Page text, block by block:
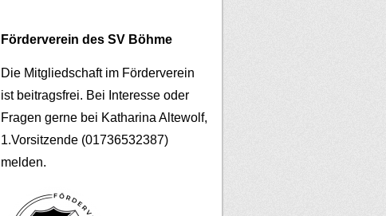
Förderverein des SV Böhme
Die Mitgliedschaft im Förderverein
ist beitragsfrei. Bei Interesse oder
Fragen gerne bei Katharina Altewolf,
1.Vorsitzende (01736532387)
melden.